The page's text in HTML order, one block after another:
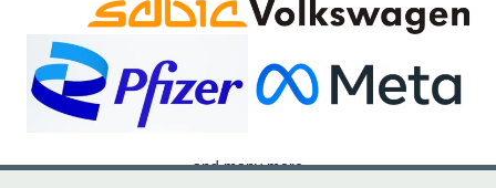
and many more